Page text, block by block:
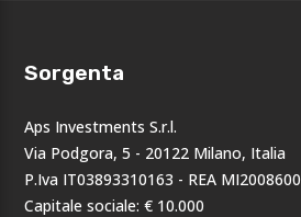
Sorgenta
Aps Investments S.r.l.
Via Podgora, 5 - 20122 Milano, Italia
P.Iva IT03893310163 - REA MI2008600
Capitale sociale: € 10.000